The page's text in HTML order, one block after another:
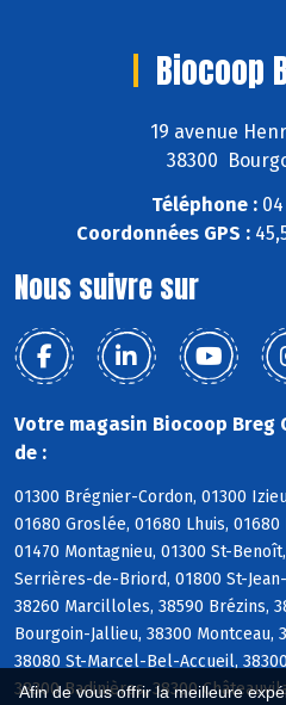
Afin de vous offrir la meilleure
Biocoop
19 avenue
38300
Téléphone :
Coordonnées GPS :
Nous suivre sur
Votre magasin Biocoop Breg
de :
01300 Brégnier-Cordon, 01300
01680 Groslée, 01680 Lhuis,
01470 Montagnieu, 01300 St-
Serrières-de-Briord, 01800 St-
38260 Marcilloles, 38590 Brézins,
Bourgoin-Jallieu, 38300 Montceau,
38080 St-Marcel-Bel-Accueil,
38300 Badinières, 38300